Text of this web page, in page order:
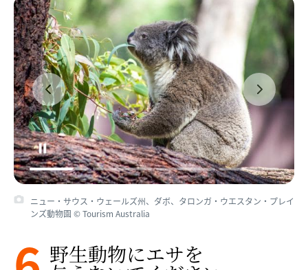
ニュー・サウス・ウェールズ州、ダボ、タロンガ・ウエスタン・プレイ
ンズ動物園 © Tourism Australia
野生動物に​エサを​